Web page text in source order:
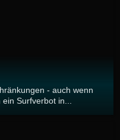
- auch wenn
Surfverbot in...